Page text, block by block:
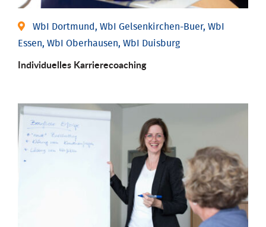
WbI Dortmund, WbI Gelsenkirchen-Buer, WbI
Essen, WbI Oberhausen, WbI Duisburg
Individu­elles Karrierecoaching